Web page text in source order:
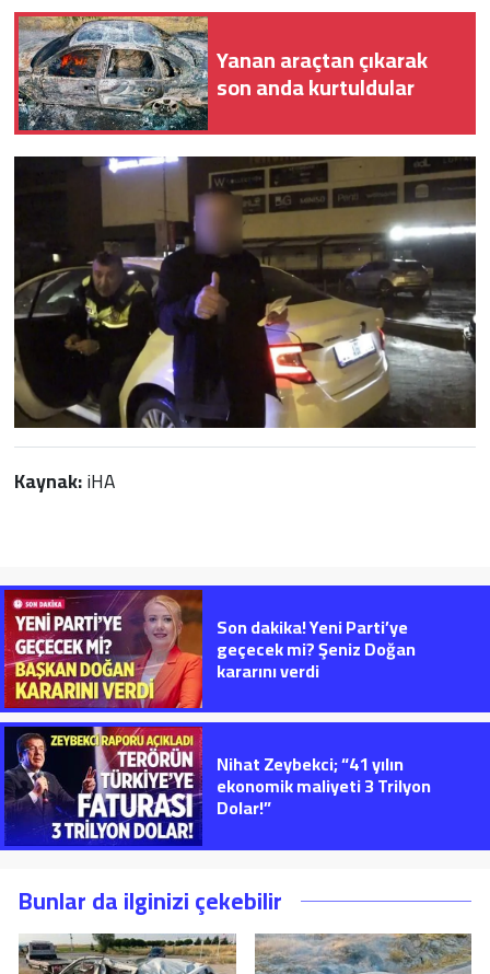
Yanan araçtan çıkarak
son anda kurtuldular
Kaynak:iHA
Son dakika! Yeni Parti’ye
geçecek mi? Şeniz Doğan
kararını verdi
Nihat Zeybekci; “41 yılın
ekonomik maliyeti 3 Trilyon
Dolar!”
Bunlar da ilginizi çekebilir